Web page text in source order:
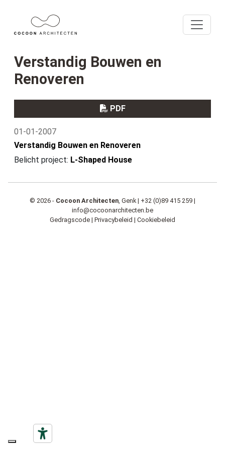
Verstandig Bouwen en
Renoveren
PDF
01-01-2007
Verstandig Bouwen en Renoveren
Belicht project: L-Shaped House
© 2026 - Cocoon Architecten , Genk | +32 (0)89 415 259 |
info@cocoonarchitecten.be
Gedragscode | Privacybeleid | Cookiebeleid